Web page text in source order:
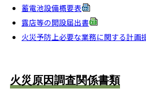
蓄電池設備概要表
露店等の開設届出書
火災予防上必要な業務に関する計画
火災原因調査関係書類